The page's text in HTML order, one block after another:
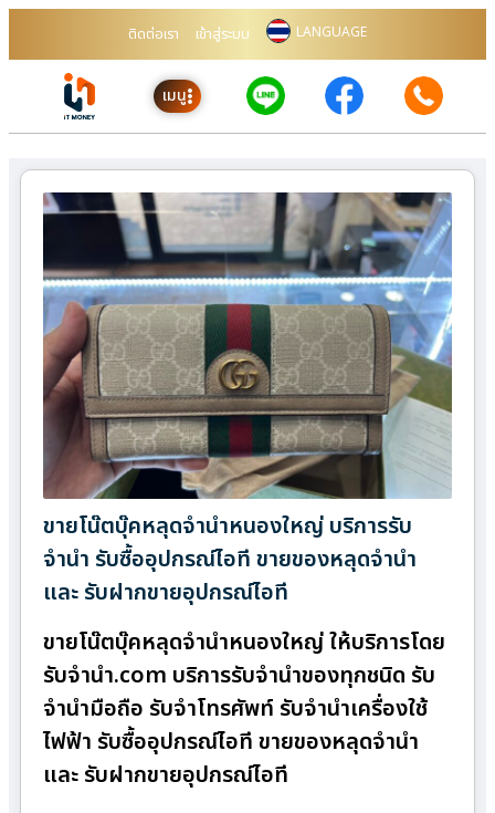
ติดต่อเรา เข้าสู่ระบบ LANGUAGE
เมนู
ขายโน๊ตบุ๊คหลุดจำนำหนองใหญ่ บริการรับ
จำนำ รับซื้ออุปกรณ์ไอที ขายของหลุดจำนำ
และ รับฝากขายอุปกรณ์ไอที
ขายโน๊ตบุ๊คหลุดจำนำหนองใหญ่ ให้บริการโดย
รับจํานํา.com บริการรับจำนำของทุกชนิด รับ
จำนำมือถือ รับจำโทรศัพท์ รับจำนำเครื่องใช้
ไฟฟ้า รับซื้ออุปกรณ์ไอที ขายของหลุดจำนำ
และ รับฝากขายอุปกรณ์ไอที